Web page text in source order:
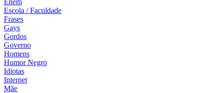
Escola / Faculdade
Frases
Gays
Gordos
Governo
Homens
Humor Negro
Idiotas
Internet
Mãe